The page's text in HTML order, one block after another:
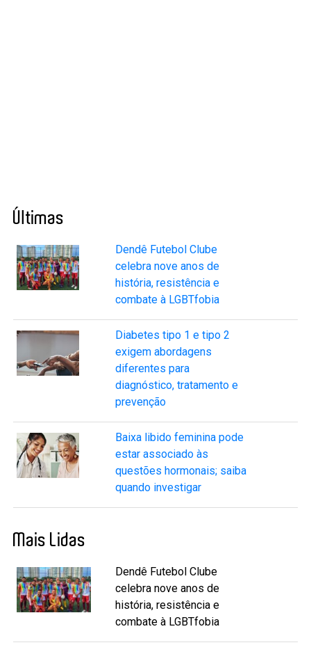
Últimas
Dendê Futebol Clube
celebra nove anos de
história, resistência e
combate à LGBTfobia
Diabetes tipo 1 e tipo 2
exigem abordagens
diferentes para
diagnóstico, tratamento e
prevenção
Baixa libido feminina pode
estar associado às
questões hormonais; saiba
quando investigar
Mais Lidas
Dendê Futebol Clube
celebra nove anos de
história, resistência e
combate à LGBTfobia